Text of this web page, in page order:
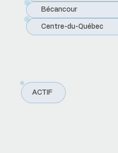
Bécancour
Centre-du-Québec
ACTIF